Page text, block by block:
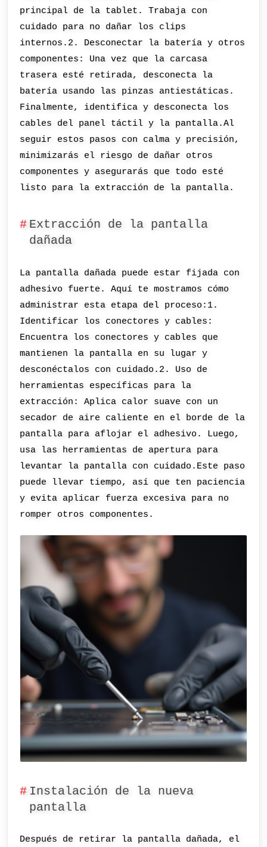
principal de la tablet. Trabaja con
cuidado para no dañar los clips
internos.2. Desconectar la batería y otros
componentes: Una vez que la carcasa
trasera esté retirada, desconecta la
batería usando las pinzas antiestáticas.
Finalmente, identifica y desconecta los
cables del panel táctil y la pantalla.Al
seguir estos pasos con calma y precisión,
minimizarás el riesgo de dañar otros
componentes y asegurarás que todo esté
listo para la extracción de la pantalla.
Extracción de la pantalla
dañada
La pantalla dañada puede estar fijada con
adhesivo fuerte. Aquí te mostramos cómo
administrar esta etapa del proceso:1.
Identificar los conectores y cables:
Encuentra los conectores y cables que
mantienen la pantalla en su lugar y
desconéctalos con cuidado.2. Uso de
herramientas específicas para la
extracción: Aplica calor suave con un
secador de aire caliente en el borde de la
pantalla para aflojar el adhesivo. Luego,
usa las herramientas de apertura para
levantar la pantalla con cuidado.Este paso
puede llevar tiempo, así que ten paciencia
y evita aplicar fuerza excesiva para no
romper otros componentes.
Instalación de la nueva
pantalla
Después de retirar la pantalla dañada, el